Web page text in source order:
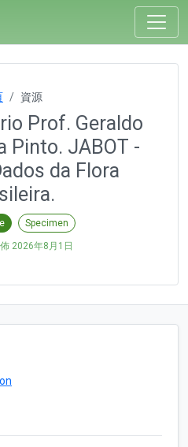
資源
Prof. Geraldo
Pinto. JABOT -
da Flora
Specimen
2026年8月1日